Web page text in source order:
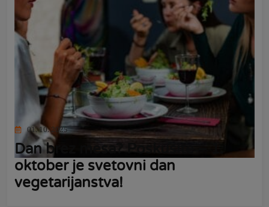
01. 10. 2025
Dan brez mesa? Poskusite – 1.
oktober je svetovni dan
vegetarijanstva!